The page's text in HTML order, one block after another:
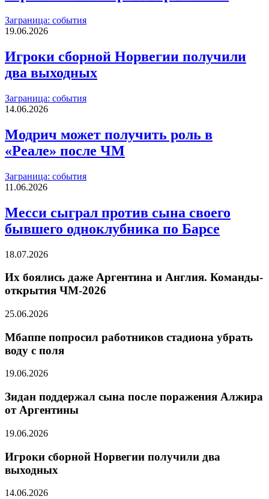
Заграница: события
19.06.2026
Игроки сборной Норвегии получили
два выходных
Заграница: события
14.06.2026
Модрич может получить роль в
«Реале» после ЧМ
Заграница: события
11.06.2026
Месси сыграл против сына своего
бывшего одноклубника по Барсе
18.07.2026
Их боялись даже Аргентина и Англия. Команды-
открытия ЧМ-2026
25.06.2026
Мбаппе попросил работников стадиона убрать
воду с поля
19.06.2026
Зидан поддержал сына после поражения Алжира
от Аргентины
19.06.2026
Игроки сборной Норвегии получили два
выходных
14.06.2026